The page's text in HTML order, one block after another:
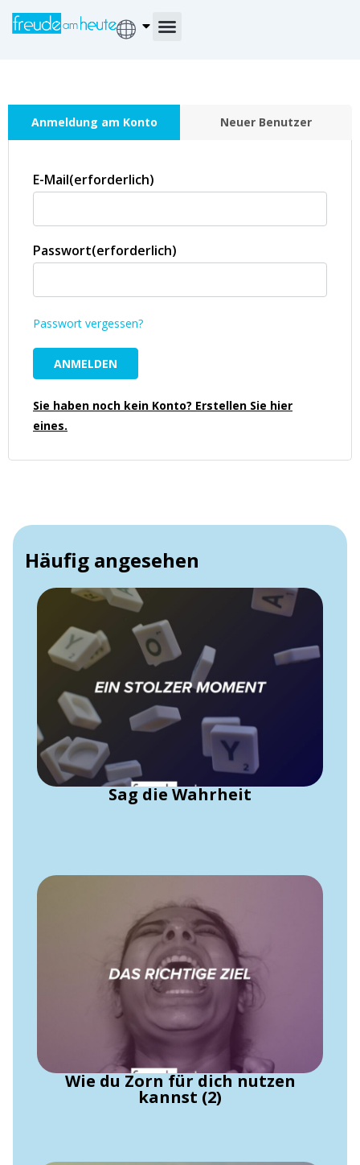
Anmeldung am Konto Neuer Benutzer
E-Mail(erforderlich)
Passwort(erforderlich)
Passwort vergessen?
Sie haben noch kein Konto? Erstellen Sie hier
eines.
Häufig angesehen
Sag die Wahrheit
Wie du Zorn für dich nutzen
kannst (2)